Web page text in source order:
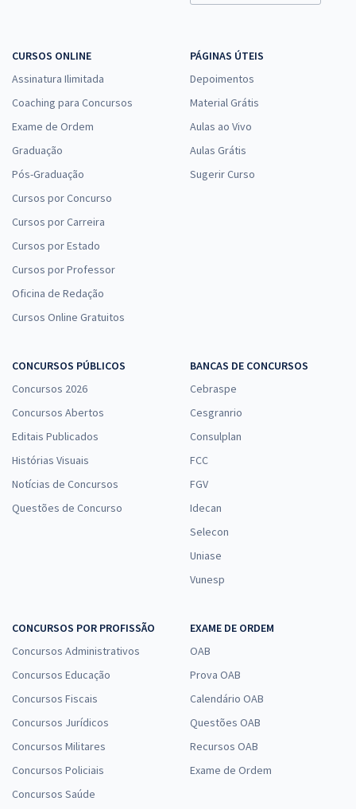
CURSOS ONLINE
Assinatura Ilimitada
Coaching para Concursos
Exame de Ordem
Graduação
Pós-Graduação
Cursos por Concurso
Cursos por Carreira
Cursos por Estado
Cursos por Professor
Oficina de Redação
Cursos Online Gratuitos
PÁGINAS ÚTEIS
Depoimentos
Material Grátis
Aulas ao Vivo
Aulas Grátis
Sugerir Curso
CONCURSOS PÚBLICOS
Concursos 2026
Concursos Abertos
Editais Publicados
Histórias Visuais
Notícias de Concursos
Questões de Concurso
BANCAS DE CONCURSOS
Cebraspe
Cesgranrio
Consulplan
FCC
FGV
Idecan
Selecon
Uniase
Vunesp
CONCURSOS POR PROFISSÃO
Concursos Administrativos
Concursos Educação
Concursos Fiscais
Concursos Jurídicos
Concursos Militares
Concursos Policiais
Concursos Saúde
EXAME DE ORDEM
OAB
Prova OAB
Calendário OAB
Questões OAB
Recursos OAB
Exame de Ordem